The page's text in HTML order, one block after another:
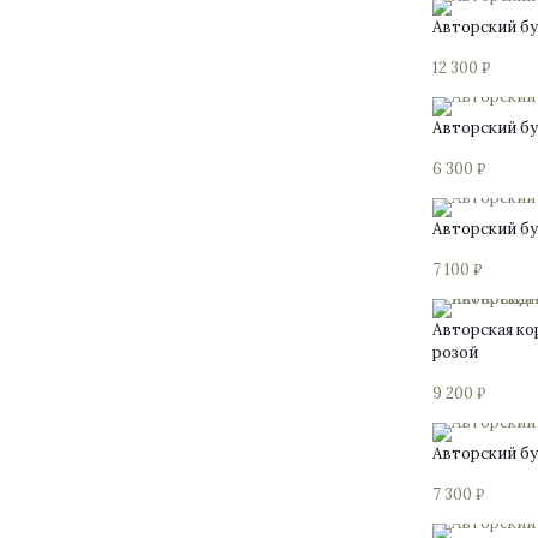
Авторский
12 300₽
Авторский
6 300₽
Авторский
7 100₽
Авторская
розой
9 200₽
Авторский
7 300₽